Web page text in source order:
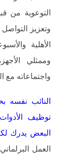
التوعوية من
وتعزيز
الأهلية
وممثلي
واجتماعاته مع
النائب نفسه
توظيف
البعض يدرك
العمل